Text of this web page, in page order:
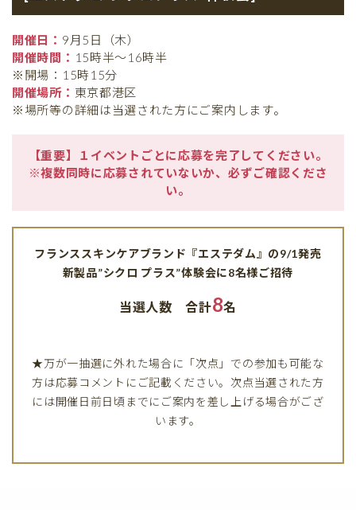
開催日： 9月5日（木）
開催時間： 15時半〜16時半
※開場：15時15分
開催場所： 東京都港区
※場所等の詳細は当選された方にご案内します。
【重要】１イベントごとに応募を完了してください。
※複数同時に応募されていないか、必ずご確認くださ
い。
フランススキンケアブランド『エステダム』の9/1発売
新製品”シクロ プラス”体験会に8名様ご招待
当選人数 合計8名
★万が一抽選に外れた場合に「次点」での参加も可能な
方は応募コメントにご記載ください。次点当選された方
には開催日前日頃までにご案内を差し上げる場合がござ
います。